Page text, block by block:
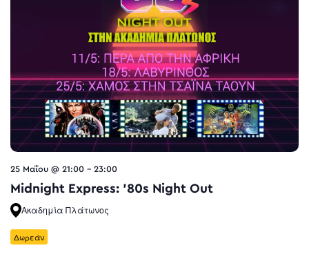
25 Μαΐου @ 21:00 - 23:00
Midnight Express: ’80s Night Out
Ακαδημία Πλάτωνος
Δωρεάν